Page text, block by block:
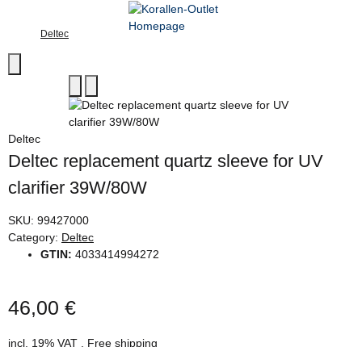
Deltec
Deltec
Deltec replacement quartz sleeve for UV
clarifier 39W/80W
SKU: 99427000
Category: Deltec
GTIN: 4033414994272
46,00 €
incl. 19% VAT , Free shipping